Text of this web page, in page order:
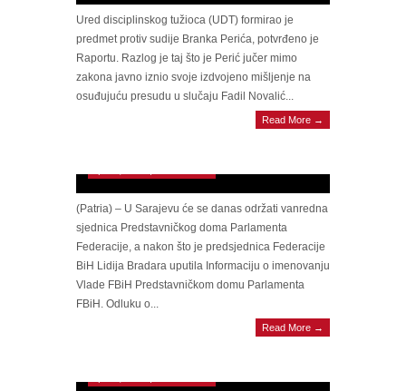
Ured disciplinskog tužioca (UDT) formirao je
predmet protiv sudije Branka Perića, potvrđeno je
Raportu. Razlog je taj što je Perić jučer mimo
zakona javno iznio svoje izdvojeno mišljenje na
osuđujuću presudu u slučaju Fadil Novalić...
Read More →
A, SAD SPEKTAKL Danas sjednica
Parlamenta FBiH, više prijedloga na stolu,
(Patria) – U Sarajevu će se danas održati vanredna
sjednica Predstavničkog doma Parlamenta
Federacije, a nakon što je predsjednica Federacije
BiH Lidija Bradara uputila Informaciju o imenovanju
Vlade FBiH Predstavničkom domu Parlamenta
FBiH. Odluku o...
Read More →
Karić: Ovaj 6. april posvećujemo mladima.